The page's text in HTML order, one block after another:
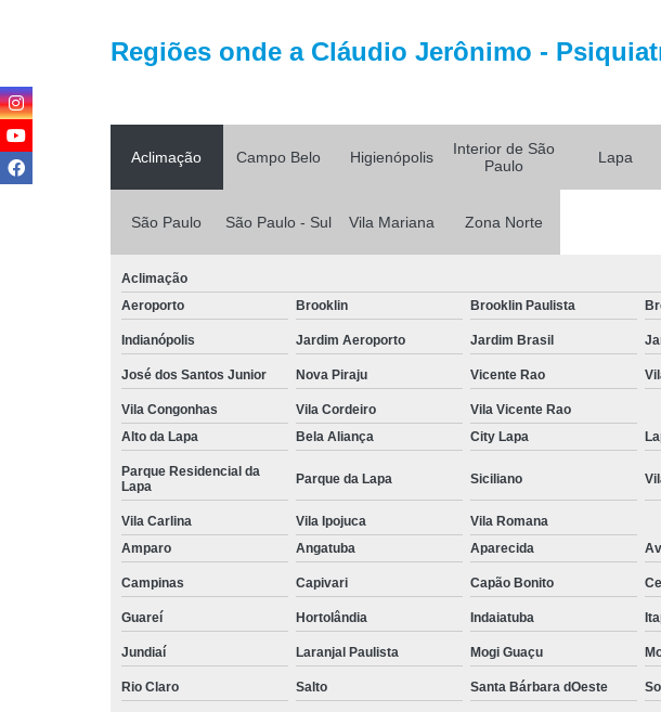
Regiões onde a Cláudio Jerônimo -
Aclimação Campo Belo Higienópolis
Interior de São
Paulo
Lapa
São Paulo São Paulo - Sul Vila Mariana Zona Norte
Aclimação
Aeroporto
Brooklin Brooklin Paulista
Indianópolis Jardim Aeroporto Jardim Brasil
José dos Santos Junior Nova Piraju Vicente Rao
Vila Congonhas Vila Cordeiro
Vila Vicente Rao
Alto da Lapa
Bela Aliança City Lapa
Parque Residencial da
Lapa
Parque da Lapa Siciliano
Vila Carlina Vila Ipojuca
Vila Romana
Amparo
Angatuba Aparecida
Campinas Capivari Capão Bonito
Guareí Hortolândia Indaiatuba
Jundiaí Laranjal Paulista Mogi Guaçu
Rio Claro Salto Santa Bárbara dOeste